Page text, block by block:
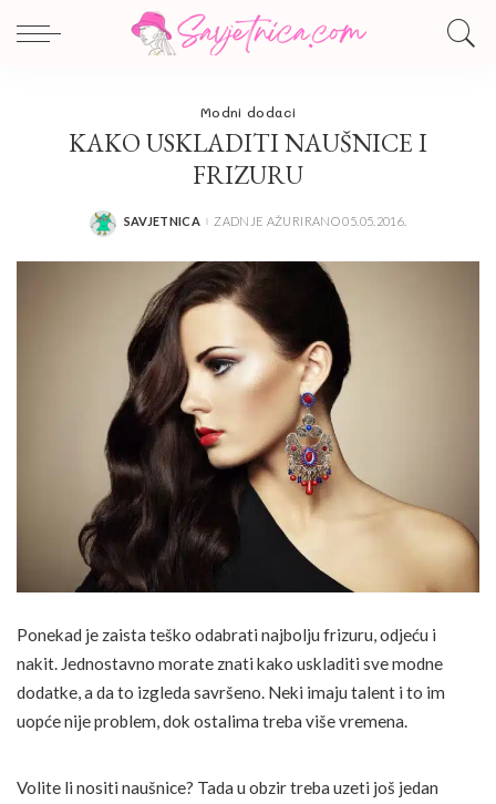
Modni dodaci
KAKO USKLADITI NAUŠNICE I
FRIZURU
POSTED
SAVJETNICA ZADNJE AŽURIRANO 05.05.2016.
Ponekad je zaista teško odabrati najbolju frizuru, odjeću i
nakit. Jednostavno morate znati kako uskladiti sve modne
dodatke, a da to izgleda savršeno. Neki imaju talent i to im
uopće nije problem, dok ostalima treba više vremena.
Volite li nositi naušnice? Tada u obzir treba uzeti još jedan